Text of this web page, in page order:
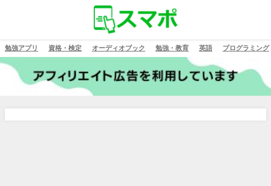
勉強アプリ 資格・検定 オーディオブック 勉強・教育 英語 プログラミング